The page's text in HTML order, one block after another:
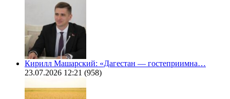
Кирилл Машарский: «Дагестан — гостеприимна…
23.07.2026 12:21 (958)